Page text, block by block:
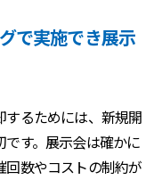
で実施でき展示
るためには、新規開
す。展示会は確かに
数やコストの制約が